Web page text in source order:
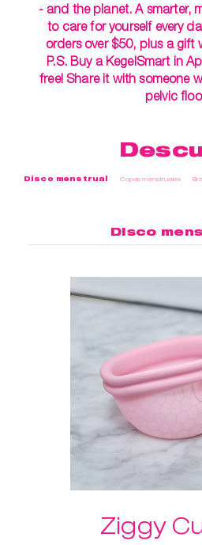
- and the planet. A smarter,
to care for yourself every
orders over $50, plus a gift
P.S. Buy a KegelSmart in
free! Share it with someone
pelvic
Disco menstrual Copas menstruales
Disco
Ziggy